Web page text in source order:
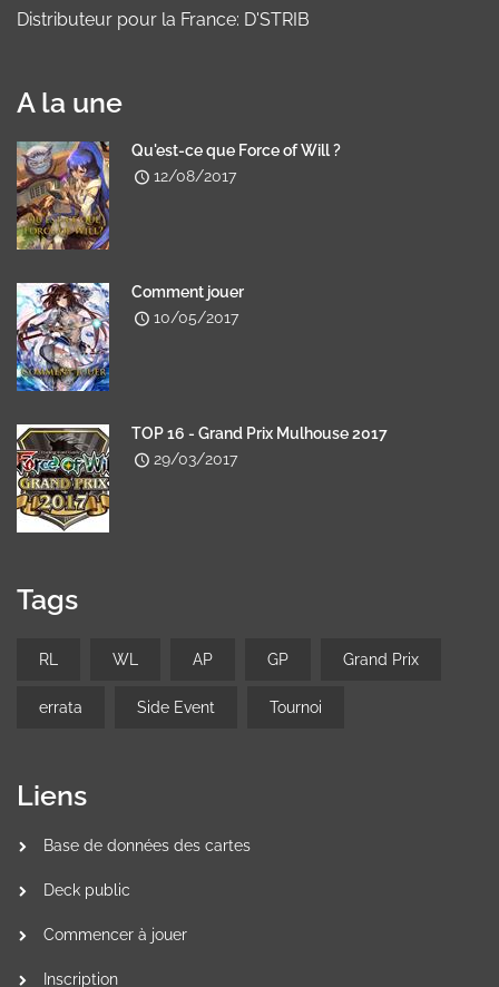
Distributeur pour la France: D'STRIB
A la une
Qu'est-ce que Force of Will ?
12/08/2017
Comment jouer
10/05/2017
TOP 16 - Grand Prix Mulhouse 2017
29/03/2017
Tags
RL WL AP GP Grand Prix
errata Side Event Tournoi
Liens
Base de données des cartes
Deck public
Commencer à jouer
Inscription